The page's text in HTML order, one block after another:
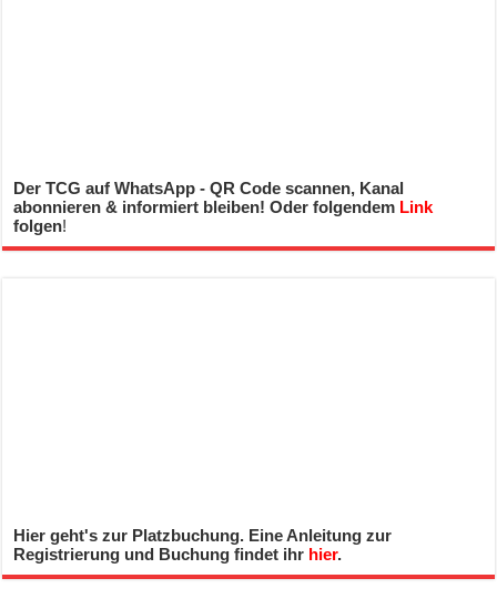
Der TCG auf WhatsApp - QR Code scannen, Kanal
abonnieren & informiert bleiben! Oder folgendem Link
folgen!
Hier geht's zur Platzbuchung. Eine Anleitung zur
Registrierung und Buchung findet ihr hier.